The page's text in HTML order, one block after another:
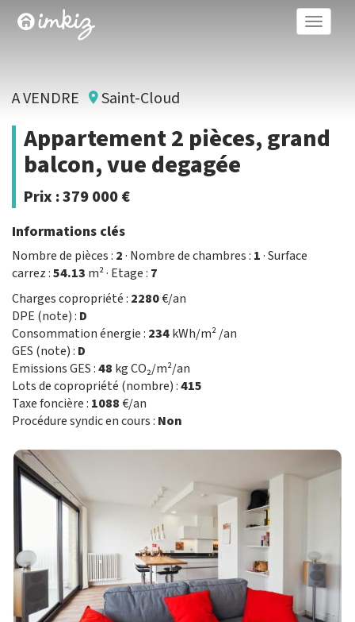
Toggle
A VENDRE Saint-Cloud
Appartement 2 pièces, grand
balcon, vue degagée
Prix :379 000 €
Informations clés
Nombre de pièces : 2· Nombre de chambres : 1· Surface
carrez :54.13 m² · Etage : 7
Charges copropriété : 2280€/an
DPE (note) : D
Consommation énergie : 234kWh/m² /an
GES (note) : D
Emissions GES :48 kg CO₂/m²/an
Lots de copropriété (nombre) :415
Taxe foncière : 1088€/an
Procédure syndic en cours : Non